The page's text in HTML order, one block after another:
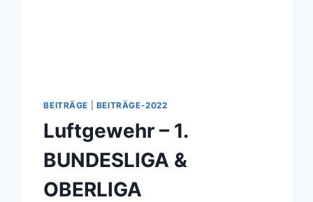
BEITRÄGE BEITRÄGE-2022
Luftgewehr – 1.
BUNDESLIGA &
OBERLIGA